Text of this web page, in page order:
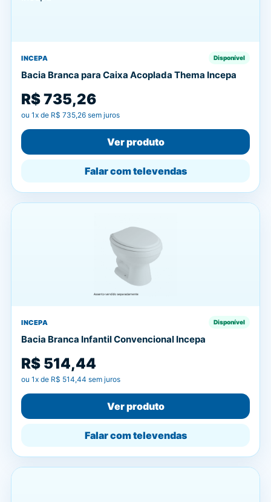
INCEPA Disponível
Bacia Branca para Caixa Acoplada Thema Incepa
R$ 735,26
ou 1x de R$ 735,26 sem juros
Ver produto
Falar com televendas
INCEPA Disponível
Bacia Branca Infantil Convencional Incepa
R$ 514,44
ou 1x de R$ 514,44 sem juros
Ver produto
Falar com televendas